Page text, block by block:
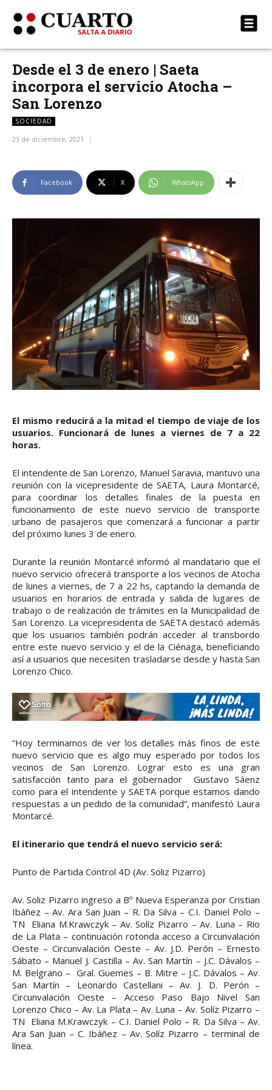
Desde el 3 de enero | Saeta
incorpora el servicio Atocha –
San Lorenzo
SOCIEDAD
23 de diciembre, 2021
Facebook X WhatsApp
El mismo reducirá a la mitad el tiempo de viaje de los
usuarios. Funcionará de lunes a viernes de 7 a 22
horas.
El intendente de San Lorenzo, Manuel Saravia, mantuvo una
reunión con la vicepresidente de SAETA, Laura Montarcé,
para coordinar los detalles finales de la puesta en
funcionamiento de este nuevo servicio de transporte
urbano de pasajeros que comenzará a funcionar a partir
del próximo lunes 3 de enero.
Durante la reunión Montarcé informó al mandatario que el
nuevo servicio ofrecerá transporte a los vecinos de Atocha
de lunes a viernes, de 7 a 22 hs, captando la demanda de
usuarios en horarios de entrada y salida de lugares de
trabajo o de realización de trámites en la Municipalidad de
San Lorenzo. La vicepresidenta de SAETA destacó además
que los usuarios también podrán acceder al transbordo
entre este nuevo servicio y el de la Ciénaga, beneficiando
así a usuarios que necesiten trasladarse desde y hasta San
Lorenzo Chico.
“Hoy terminamos de ver los detalles más finos de este
nuevo servicio que es algo muy esperado por todos los
vecinos de San Lorenzo. Lograr esto es una gran
satisfacción tanto para el gobernador Gustavo Sáenz
como para el intendente y SAETA porque estamos dando
respuestas a un pedido de la comunidad”, manifestó Laura
Montarcé.
El itinerario que tendrá el nuevo servicio será:
Punto de Partida Control 4D (Av. Soliz Pizarro)
Av. Soliz Pizarro ingreso a Bº Nueva Esperanza por Cristian
Ibáñez – Av. Ara San Juan – R. Da Silva – C.I. Daniel Polo –
TN Eliana M.Krawczyk – Av. Solíz Pizarro – Av. Luna – Rio
de La Plata – continuación rotonda acceso a Circunvalación
Oeste – Circunvalación Oeste – Av. J.D. Perón – Ernesto
Sábato – Manuel J. Castilla – Av. San Martín – J.C. Dávalos –
M. Belgrano – Gral. Güemes – B. Mitre – J.C. Dávalos – Av.
San Martín – Leonardo Castellani – Av. J. D. Perón –
Circunvalación Oeste – Acceso Paso Bajo Nivel San
Lorenzo Chico – Av. La Plata – Av. Luna – Av. Solíz Pizarro –
TN Eliana M.Krawczyk – C.I. Daniel Polo – R. Da Silva – Av.
Ara San Juan – C. Ibáñez – Av. Solíz Pizarro – terminal de
línea.